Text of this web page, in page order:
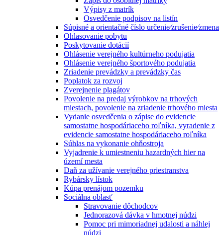
Výpisy z matrík
Osvedčenie podpisov na listín
Súpisné a orientačné číslo určenie⁄zrušenie⁄zmena
Ohlasovanie pobytu
Poskytovanie dotácií
Ohlásenie verejného kultúrneho podujatia
Ohlásenie verejného športového podujatia
Zriadenie prevádzky a prevádzky čas
Poplatok za rozvoj
Zverejnenie plagátov
Povolenie na predaj výrobkov na trhových
miestach, povolenie na zriadenie trhového miesta
Vydanie osvedčenia o zápise do evidencie
samostatne hospodáriaceho roľníka, vyradenie z
evidencie samostatne hospodáriaceho roľníka
Súhlas na vykonanie ohňostroja
Vyjadrenie k umiestneniu hazardných hier na
území mesta
Daň za užívanie verejného priestranstva
Rybársky lístok
Kúpa prenájom pozemku
Sociálna oblasť
Stravovanie dôchodcov
Jednorazová dávka v hmotnej núdzi
Pomoc pri mimoriadnej udalosti a náhlej
núdzi